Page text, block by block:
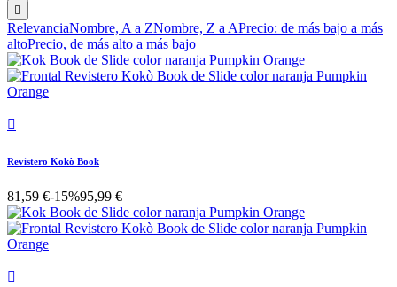

RelevanciaNombre, A a ZNombre, Z a APrecio: de más bajo a más
altoPrecio, de más alto a más bajo

Revistero Kokò Book
81,59 €-15%95,99 €
